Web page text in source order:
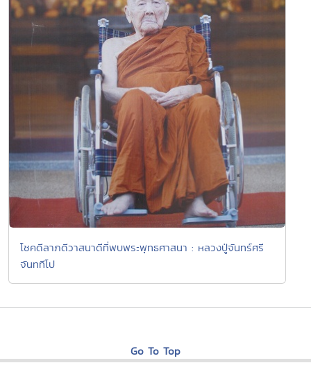
โชคดีลาภดีวาสนาดีที่พบพระพุทธศาสนา : หลวงปู่จันทร์ศรี
จันททีโป
Go To Top